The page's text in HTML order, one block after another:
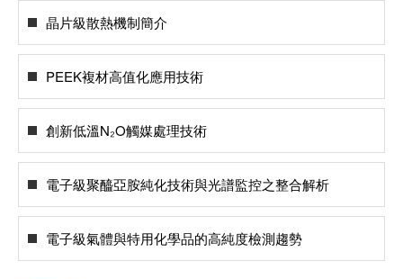
晶片級散熱機制簡介
PEEK複材高值化應用技術
創新低溫N₂O觸媒處理技術
電子級聚醯亞胺純化技術與光譜監控之整合解析
電子級氣體與特用化學品的高純度檢測趨勢